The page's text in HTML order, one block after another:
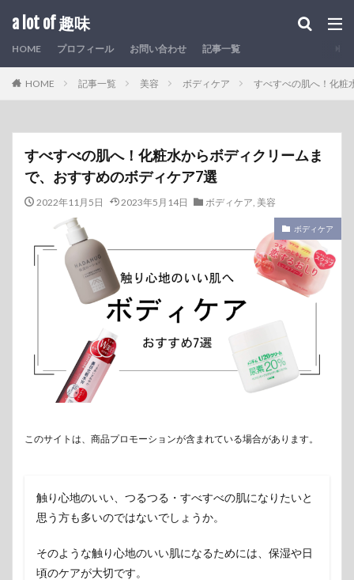
a lot of 趣味
HOME プロフィール お問い合わせ 記事一覧
HOME 記事一覧 美容 ボディケア すべすべの肌へ！化粧
すべすべの肌へ！化粧水からボディクリームま
で、おすすめのボディケア7選
2022年11月5日 2023年5月14日 ボディケア, 美容
ボディケア
このサイトは、商品プロモーションが含まれている場合があります。
触り心地のいい、つるつる・すべすべの肌になりたいと
思う方も多いのではないでしょうか。
そのような触り心地のいい肌になるためには、保湿や日
頃のケアが大切です。